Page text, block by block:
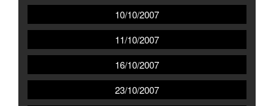
10/10/2007
11/10/2007
16/10/2007
23/10/2007